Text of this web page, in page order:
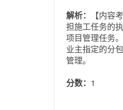
解析：
【内容
担施工任务的
项目管理任务
业主指定的分
管理。
分数： 1